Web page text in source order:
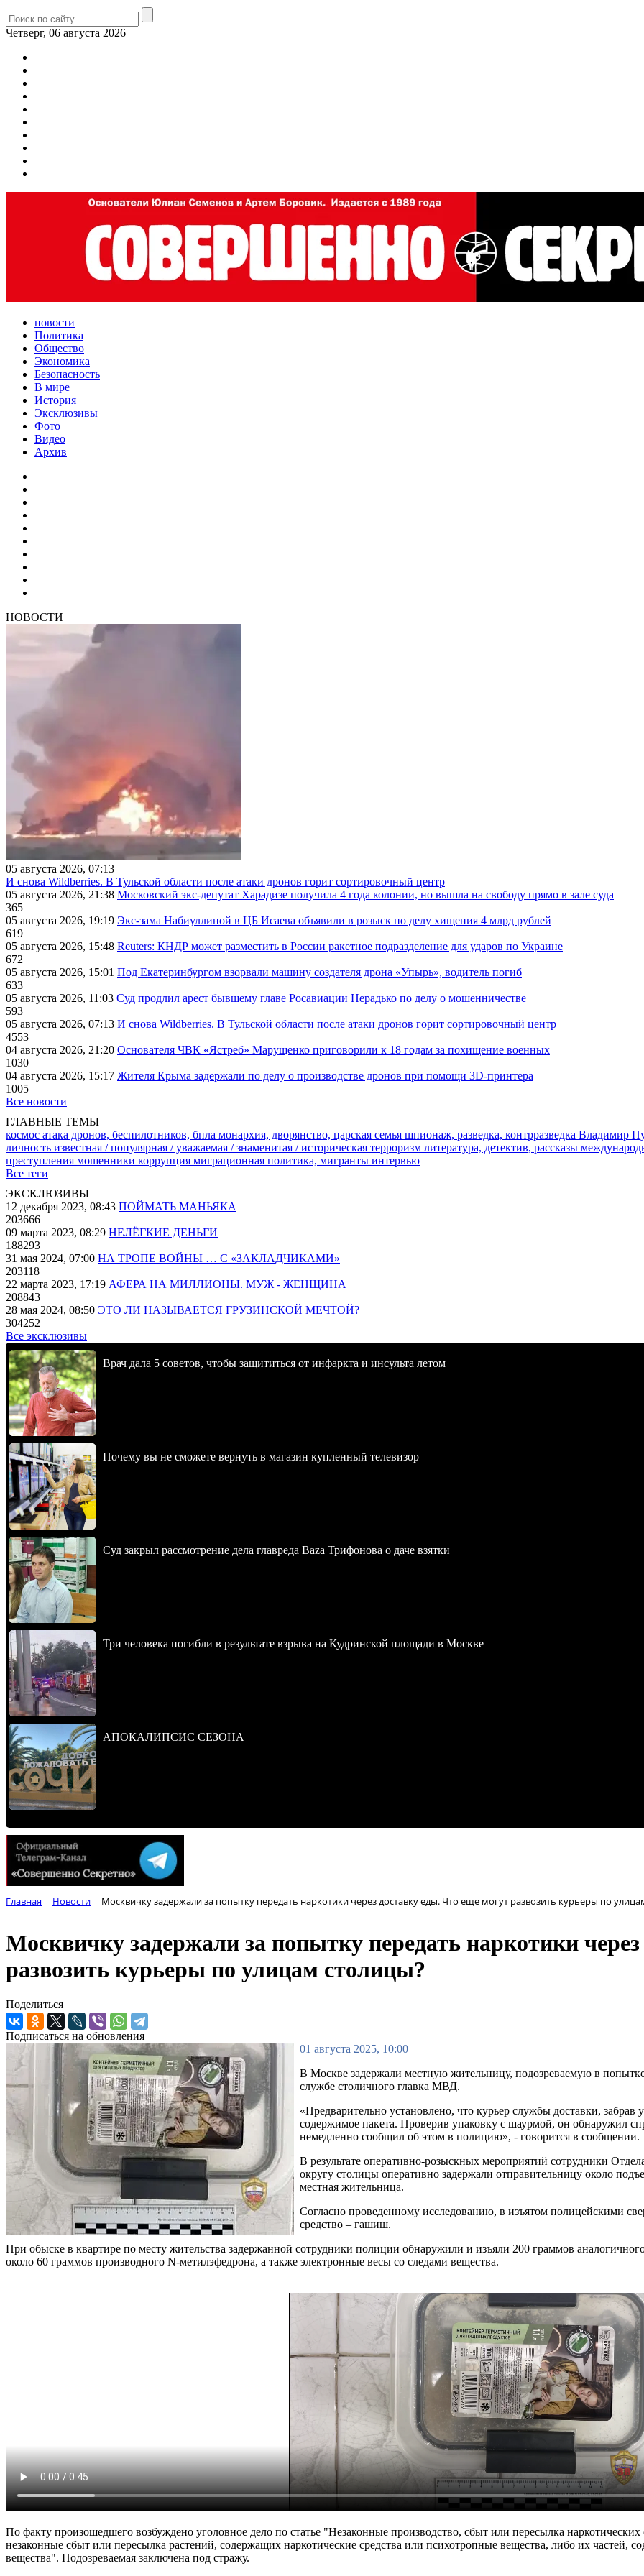
Четверг, 06 августа 2026
новости
Политика
Общество
Экономика
Безопасность
В мире
История
Эксклюзивы
Фото
Видео
Архив
НОВОСТИ
05 августа 2026, 07:13
И снова Wildberries. В Тульской области после атаки дронов горит сортировочный центр
05 августа 2026, 21:38 Московский экс-депутат Харадизе получила 4 года колонии, но вышла на свободу прямо в зале суда
365
05 августа 2026, 19:19 Экс-зама Набиуллиной в ЦБ Исаева объявили в розыск по делу хищения 4 млрд рублей
619
05 августа 2026, 15:48 Reuters: КНДР может разместить в России ракетное подразделение для ударов по Украине
672
05 августа 2026, 15:01 Под Екатеринбургом взорвали машину создателя дрона «Упырь», водитель погиб
633
05 августа 2026, 11:03 Суд продлил арест бывшему главе Росавиации Нерадько по делу о мошенничестве
593
05 августа 2026, 07:13 И снова Wildberries. В Тульской области после атаки дронов горит сортировочный центр
4553
04 августа 2026, 21:20 Основателя ЧВК «Ястреб» Марущенко приговорили к 18 годам за похищение военных
1030
04 августа 2026, 15:17 Жителя Крыма задержали по делу о производстве дронов при помощи 3D‑принтера
1005
Все новости
ГЛАВНЫЕ ТЕМЫ
космос атака дронов, беспилотников, бпла монархия, дворянство, царская семья шпионаж, разведка, контрразведка Владимир
личность известная / популярная / уважаемая / знаменитая / историческая терроризм литература, детектив, рассказы
преступления мошенники коррупция миграционная политика, мигранты интервью
Все теги
ЭКСКЛЮЗИВЫ
12 декабря 2023, 08:43 ПОЙМАТЬ МАНЬЯКА
203666
09 марта 2023, 08:29 НЕЛЁГКИЕ ДЕНЬГИ
188293
31 мая 2024, 07:00 НА ТРОПЕ ВОЙНЫ … С «ЗАКЛАДЧИКАМИ»
203118
22 марта 2023, 17:19 АФЕРА НА МИЛЛИОНЫ. МУЖ - ЖЕНЩИНА
208843
28 мая 2024, 08:50 ЭТО ЛИ НАЗЫВАЕТСЯ ГРУЗИНСКОЙ МЕЧТОЙ?
304252
Все эксклюзивы
Врач дала 5 советов, чтобы защититься от инфаркта и инсульта летом
Почему вы не сможете вернуть в магазин купленный телевизор
Суд закрыл рассмотрение дела главреда Baza Трифонова о даче взятки
Три человека погибли в результате взрыва на Кудринской площади в Москве
АПОКАЛИПСИС СЕЗОНА
Главная Новости Москвичку задержали за попытку передать наркотики через доставку еды. Что еще могут развозить курьеры по
Москвичку задержали за попытку передать наркотики
развозить курьеры по улицам столицы?
Поделиться
Подписаться на обновления
01 августа 2025, 10:00
В Москве задержали местную жительницу, подозреваемую в
службе столичного главка МВД.
«Предварительно установлено, что курьер службы доставки,
содержимое пакета. Проверив упаковку с шаурмой, он обнаружил
немедленно сообщил об этом в полицию», - говорится в сообщении.
В результате оперативно-розыскных мероприятий сотрудники
округу столицы оперативно задержали отправительницу около
местная жительница.
Согласно проведенному исследованию, в изъятом полицейскими
средство – гашиш.
При обыске в квартире по месту жительства задержанной сотрудники полиции обнаружили и изъяли 200 граммов
около 60 граммов производного N-метилэфедрона, а также электронные весы со следами вещества.
По факту произошедшего возбуждено уголовное дело по статье "Незаконные производство, сбыт или пересылка
незаконные сбыт или пересылка растений, содержащих наркотические средства или психотропные вещества, либо их частей,
вещества". Подозреваемая заключена под стражу.